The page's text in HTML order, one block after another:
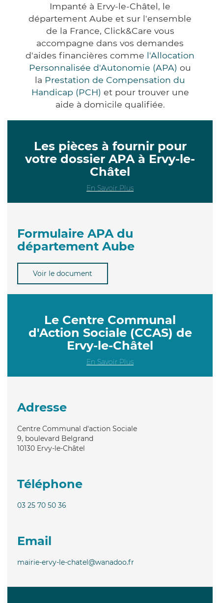
Impanté à Ervy-le-Châtel, le
département Aube et sur l'ensemble
de la France, Click&Care vous
accompagne dans vos demandes
d'aides financières comme l'Allocation
Personnalisée d'Autonomie (APA) ou
la Prestation de Compensation du
Handicap (PCH) et pour trouver une
aide à domicile qualifiée.
Les pièces à fournir pour
votre dossier APA à Ervy-le-
Châtel
En Savoir Plus
Formulaire APA du
département Aube
Voir le document
Le Centre Communal
d'Action Sociale (CCAS) de
Ervy-le-Châtel
En Savoir Plus
Adresse
Centre Communal d'action Sociale
9, boulevard Belgrand
10130 Ervy-le-Châtel
Téléphone
03 25 70 50 36
Email
mairie-ervy-le-chatel@wanadoo.fr